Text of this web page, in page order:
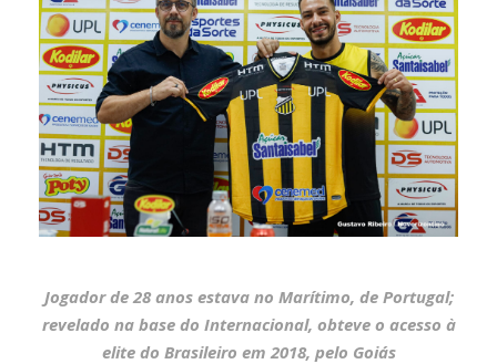
Jogador de 28 anos estava no Marítimo, de Portugal;
revelado na base do Internacional, obteve o acesso à
elite do Brasileiro em 2018, pelo Goiás